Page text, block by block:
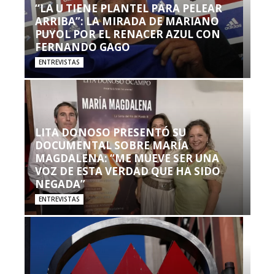
“LA U TIENE PLANTEL PARA PELEAR
ARRIBA”: LA MIRADA DE MARIANO
PUYOL POR EL RENACER AZUL CON
FERNANDO GAGO
ENTREVISTAS
LITA DONOSO PRESENTÓ SU
DOCUMENTAL SOBRE MARÍA
MAGDALENA: “ME MUEVE SER UNA
VOZ DE ESTA VERDAD QUE HA SIDO
NEGADA”
ENTREVISTAS